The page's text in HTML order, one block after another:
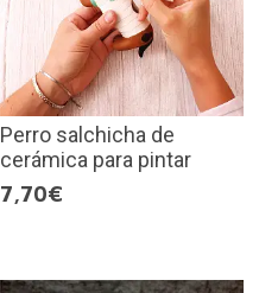
Perro salchicha de
cerámica para pintar
7,70€